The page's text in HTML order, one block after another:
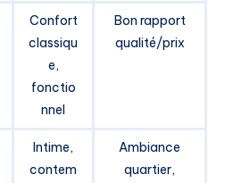
Confort
classiqu
e,
fonctio
nnel
Bon rapport
qualité/prix
Intime,
contem
Ambiance
quartier,